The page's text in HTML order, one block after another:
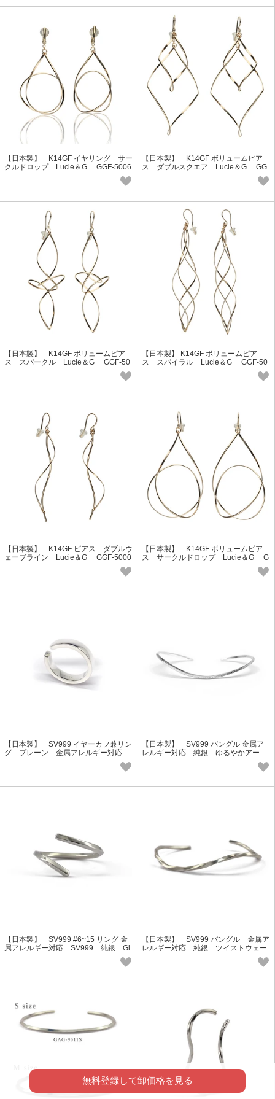
【日本製】 K14GF イヤリング サー
クルドロップ Lucie＆G GGF-5006
【日本製】 K14GF ボリュームピア
ス ダブルスクエア Lucie＆G GG
【日本製】 K14GF ボリュームピア
ス スパークル Lucie＆G GGF-50
【日本製】 K14GF ボリュームピア
ス スパイラル Lucie＆G GGF-50
【日本製】 K14GF ピアス ダブルウ
ェーブライン Lucie＆G GGF-5000
【日本製】 K14GF ボリュームピア
ス サークルドロップ Lucie＆G G
【日本製】 SV999 イヤーカフ兼リン
グ プレーン 金属アレルギー対応
【日本製】 SV999 バングル 金属ア
レルギー対応 純銀 ゆるやかアー
【日本製】 SV999 #6~15 リング 金
属アレルギー対応 SV999 純銀 Gl
【日本製】 SV999 バングル 金属ア
レルギー対応 純銀 ツイストウェー
無料登録して卸価格を見る